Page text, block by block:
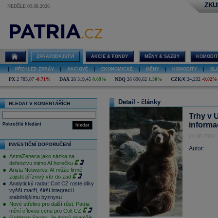
NEDĚLE 09.08.2026
ZPRAVODAJSTVÍ AKCIE & FONDY MĚNY & SAZBY
PŘEHLED ZPRÁV AKCIOVÉ EKONOMICKÉ MĚNY KOMODITY
PX 2 785,07 -0,71% DAX 26 319,45 0,69% NDQ 26 690,62 1,30% CZK/€ 24,232 -0,02%
HLEDAT V KOMENTÁŘÍCH
hledat
Pokročilé hledání
INVESTIČNÍ DOPORUČENÍ
AstraZeneca jako sázka na
defenzivu mimo AI horečku
Arista Networks: AI může firmě
zajistit příznivý vítr do zad
Analytický radar: Colt CZ roste díky
vyšší marži, širší integraci i
stabilnějšímu byznysu
Nové střelivo pro další růst. Patria
mění cílovou cenu pro Colt CZ
Detail - články
Trhy v
21.08.2002
Autor: